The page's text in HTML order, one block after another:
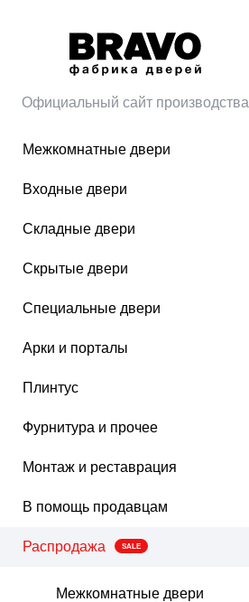
Официальный сайт производства
Межкомнатные двери
Входные двери
Складные двери
Скрытые двери
Специальные двери
Арки и порталы
Плинтус
Фурнитура и прочее
Монтаж и реставрация
В помощь продавцам
Распродажа SALE
Межкомнатные двери